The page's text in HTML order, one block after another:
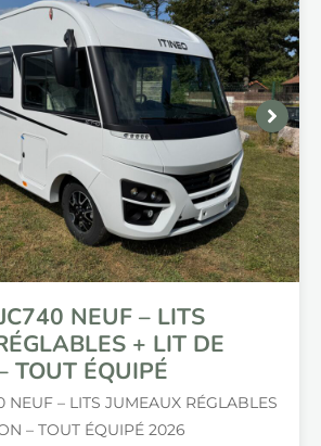
NEUF – LITS
+ LIT DE
TOUT ÉQUIPÉ
NEUF – LITS JUMEAUX RÉGLABLES
– TOUT ÉQUIPÉ 2026